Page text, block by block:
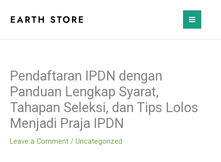
Pendaftaran IPDN dengan
Panduan Lengkap Syarat,
Tahapan Seleksi, dan Tips Lolos
Menjadi Praja IPDN
Leave a Comment / Uncategorized